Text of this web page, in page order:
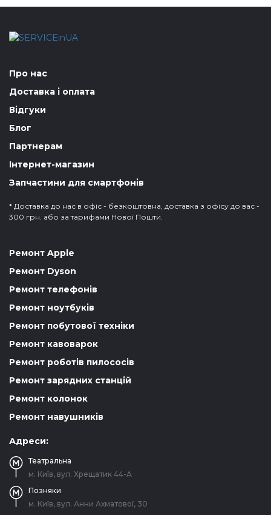
Про нас
Доставка і оплата
Відгуки
Блог
Партнерам
Інтернет-магазин
Запчастини для смартфонів
* Доставка до нас в офіс - безкоштовна, доставка з офісу до вас -
300 грн. або за тарифами Нової Пошти.
Ремонт Apple
Ремонт Dyson
Ремонт телефонів
Ремонт ноутбуків
Ремонт побутової техніки
Ремонт кавоварок
Ремонт роботів пилососів
Ремонт зарядних станцій
Ремонт колонок
Ремонт навушників
Адреси:
Театральна
м. Київ, вул. Хрещатик 44-A
Позняки
м. Київ, вул. Анни Ахматової, 30